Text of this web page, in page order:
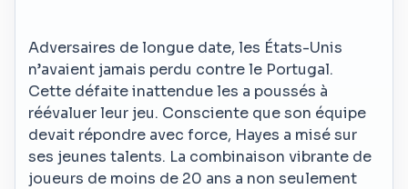
Adversaires de longue date, les États-Unis
n’avaient jamais perdu contre le Portugal.
Cette défaite inattendue les a poussés à
réévaluer leur jeu. Consciente que son équipe
devait répondre avec force, Hayes a misé sur
ses jeunes talents. La combinaison vibrante de
joueurs de moins de 20 ans a non seulement